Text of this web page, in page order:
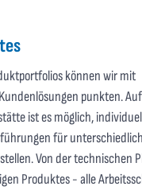
können wir mit
punkten.
ist es möglich,
für
Von der technischen
Produktes - alle